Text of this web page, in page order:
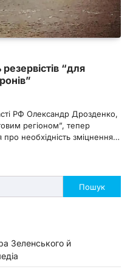
“для
РФ Олександр Дрозденко,
регіоном”, тепер
необхідність зміцнення…
Пошук
Зеленського й